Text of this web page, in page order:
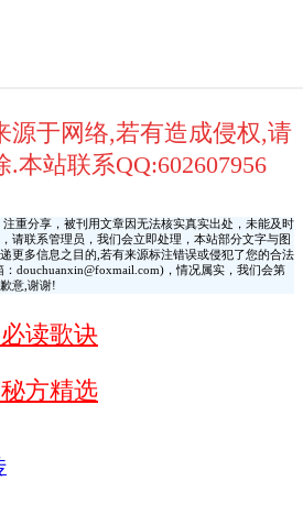
源于网络,若有造成侵权,请
本站联系QQ:602607956
重分享，被刊用文章因无法核实真实出处，未能及时
请联系管理员，我们会立即处理，本站部分文字与图
更多信息之目的,若有来源标注错误或侵犯了您的合法
douchuanxin@foxmail.com)，情况属实，我们会第
意,谢谢!
读歌诀
方精选